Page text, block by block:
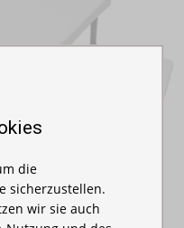
die
sicherzustellen.
wir sie auch